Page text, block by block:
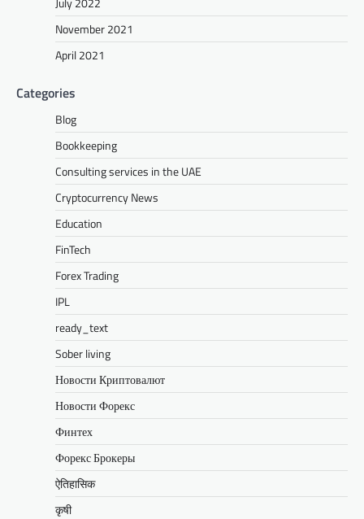
November 2021
April 2021
Categories
Blog
Bookkeeping
Consulting services in the UAE
Cryptocurrency News
Education
FinTech
Forex Trading
IPL
ready_text
Sober living
Новости Криптовалют
Новости Форекс
Финтех
Форекс Брокеры
ऐतिहासिक
कृषी